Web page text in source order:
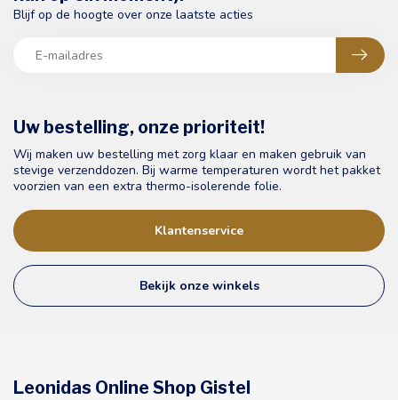
Uw bestelling, onze prioriteit!
Wij maken uw bestelling met zorg klaar en maken gebruik van
stevige verzenddozen. Bij warme temperaturen wordt het pakket
voorzien van een extra thermo-isolerende folie.
Klantenservice
Bekijk onze winkels
Blijf op de hoogte over onze laatste acties
Leonidas Online Shop Gistel